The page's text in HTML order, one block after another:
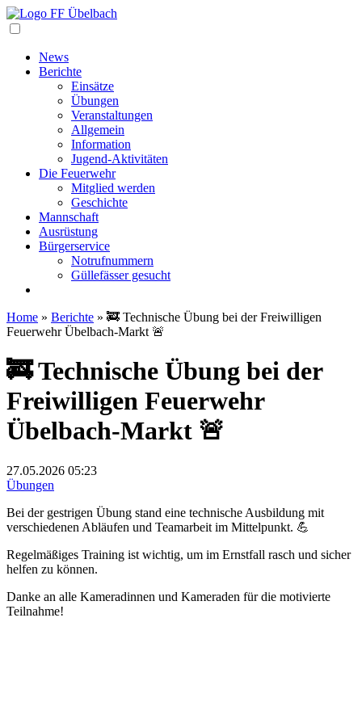
News
Berichte
Einsätze
Übungen
Veranstaltungen
Allgemein
Information
Jugend-Aktivitäten
Die Feuerwehr
Mitglied werden
Geschichte
Mannschaft
Ausrüstung
Bürgerservice
Notrufnummern
Güllefässer gesucht
Home » Berichte » 🚒 Technische Übung bei der Freiwilligen
Feuerwehr Übelbach-Markt 🚨
🚒 Technische Übung bei der
Freiwilligen Feuerwehr
Übelbach-Markt 🚨
27.05.2026 05:23
Übungen
Bei der gestrigen Übung stand eine technische Ausbildung mit
verschiedenen Abläufen und Teamarbeit im Mittelpunkt. 💪
Regelmäßiges Training ist wichtig, um im Ernstfall rasch und sicher
helfen zu können.
Danke an alle Kameradinnen und Kameraden für die motivierte
Teilnahme!